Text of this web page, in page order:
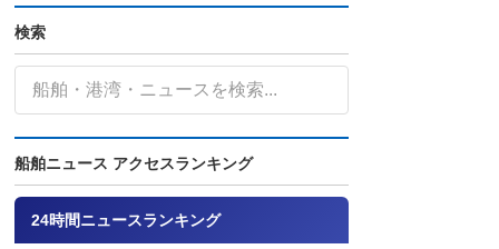
検索
船舶ニュース アクセスランキング
24時間ニュースランキング